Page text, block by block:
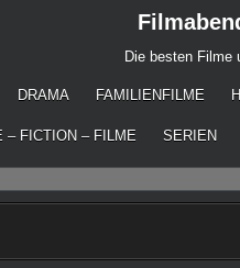
Die besten Filme
DRAMA FAMILIENFILME
– FICTION – FILME SERIEN